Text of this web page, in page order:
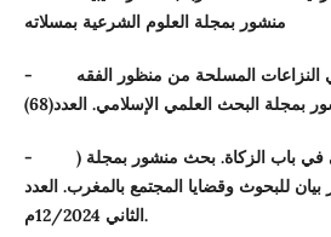
منشور بمجلة العلوم الشرعية بمسلاته
- النزاعات المسلحة من منظور الفقه
بمجلة البحث العلمي الإسلامي. العدد(68
- في باب الزكاة. بحث منشور بمجلة (
بيان للبحوث وقضايا المجتمع بالمغرب. العدد
الثاني
12/2024 م.